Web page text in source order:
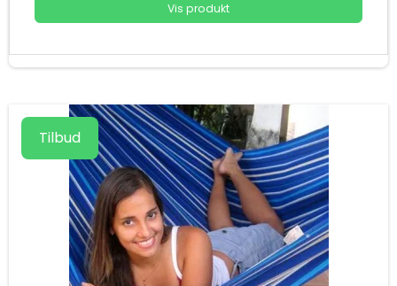
Vis produkt
Tilbud